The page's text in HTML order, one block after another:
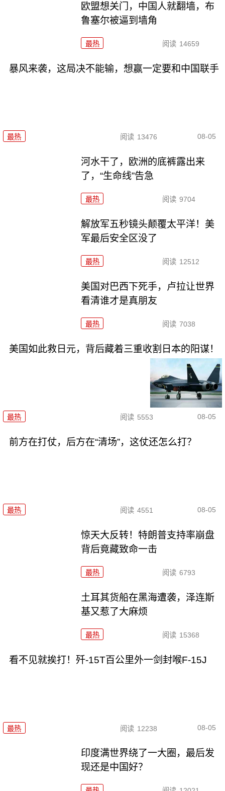
欧盟想关门，中国人就翻墙，布
鲁塞尔被逼到墙角
最热 阅读 14659
暴风来袭，这局决不能输，想赢一定要和中国联手
最热 阅读 13476 08-05
河水干了，欧洲的底裤露出来
了，“生命线”告急
最热 阅读 9704
解放军五秒镜头颠覆太平洋！美
军最后安全区没了
最热 阅读 12512
美国对巴西下死手，卢拉让世界
看清谁才是真朋友
最热 阅读 7038
美国如此救日元，背后藏着三重收割日本的阳谋！
最热 阅读 5553 08-05
前方在打仗，后方在“清场”，这仗还怎么打？
最热 阅读 4551 08-05
惊天大反转！特朗普支持率崩盘
背后竟藏致命一击
最热 阅读 6793
土耳其货船在黑海遭袭，泽连斯
基又惹了大麻烦
最热 阅读 15368
看不见就挨打！歼-15T百公里外一剑封喉F-15J
最热 阅读 12238 08-05
印度满世界绕了一大圈，最后发
现还是中国好？